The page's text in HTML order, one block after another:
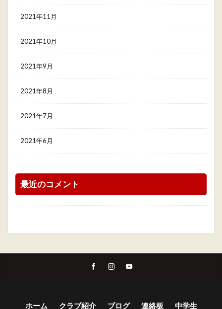
2021年11月
2021年10月
2021年9月
2021年8月
2021年7月
2021年6月
最近のコメント
ホーム クラブ紹介 ブログ 連絡板 中学生